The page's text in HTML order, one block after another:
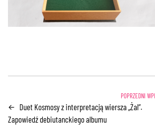
← Duet Kosmosy z interpretacją wiersza „Żal”.
Zapowiedź debiutanckiego albumu